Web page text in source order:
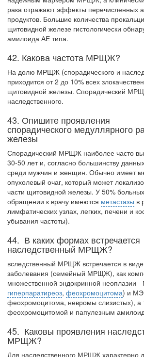
рака отражают эффекты перечисленных
продуктов. Большие количества
щитовидной железе гистологически
амилоида АЕ типа.
42. Какова частота МРЩЖ?
На долю МРЩЖ (спорадического и
приходится от 2 до 10% всех
щитовидной железы. Спорадический
наследственного.
43. Опишите проявления
спорадического медуллярного
железы
Спорадический МРЩЖ наиболее часто
30-50 лет и, со­гласно большинству
среди мужчин и женщин. Обычно имеет
опухолевый очаг, который может
части щитовидной железы. У 50%
обращении к врачу имеются метастазы в
лимфатических узлах, легких, печени и
убывания частоты).
44. В каких формах встречается
наследственный МРЩЖ?
вследственный МРЩЖ встречается в
заболевания (семейный МРЩЖ), как
множественной эндокринной
гиперпаратиреоз, феохромоцитома) и
феохромоцитома, невромы слизистых), а
феохромоцитомой и папулезным
45. Каковы проявления
МРЩЖ?
Для наследственного МРЩЖ характерно